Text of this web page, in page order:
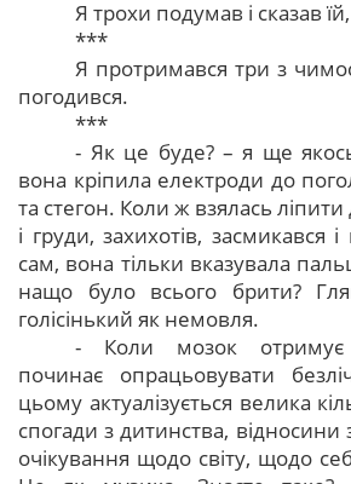
Я трохи подумав і сказав
***
Я протримався три з
погодився.
***
- Як це буде? – я ще
вона кріпила електроди до
та стегон. Коли ж взялась
і груди, захихотів, засмикався і
сам, вона тільки вказувала
нащо було всього брити?
голісінький як немовля.
- Коли мозок отримує
починає опрацьовувати
цьому актуалізується велика
спогади з дитинства,
очікування щодо світу, щодо